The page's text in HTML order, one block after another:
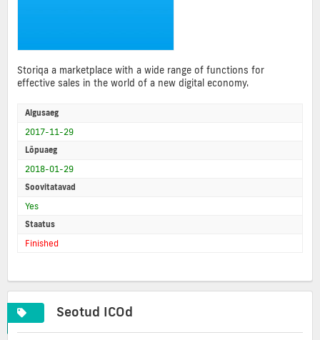
Storiqa a marketplace with a wide range of functions for
effective sales in the world of a new digital economy.
Algusaeg
2017-11-29
Lõpuaeg
2018-01-29
Soovitatavad
Yes
Staatus
Finished
Seotud ICOd